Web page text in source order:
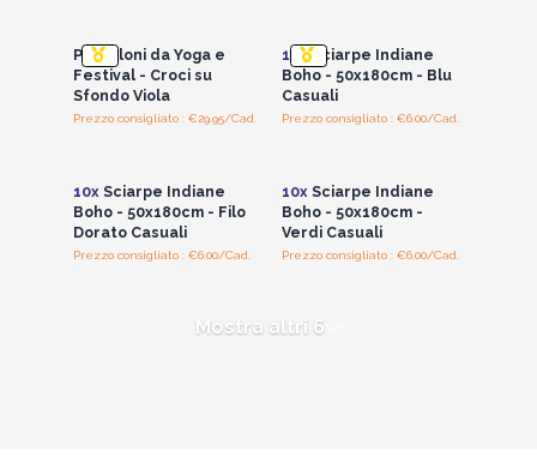
Pantaloni da Yoga e
Festival - Croci su
Sfondo Viola
Prezzo consigliato : €29.95/Cad.
10xSciarpe Indiane
Boho - 50x180cm - Blu
Casuali
Prezzo consigliato : €6.00/Cad.
10xSciarpe Indiane
Boho - 50x180cm - Filo
Dorato Casuali
Prezzo consigliato : €6.00/Cad.
10xSciarpe Indiane
Boho - 50x180cm -
Verdi Casuali
Prezzo consigliato : €6.00/Cad.
Mostra altri 6